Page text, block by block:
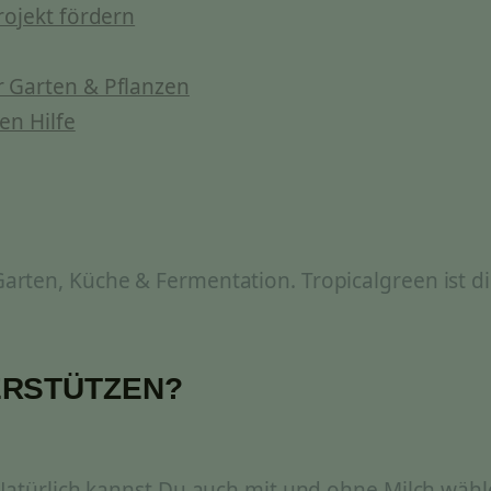
fördern
& Pflanzen
Hilfe
Küche & Fermentation. Tropicalgreen ist